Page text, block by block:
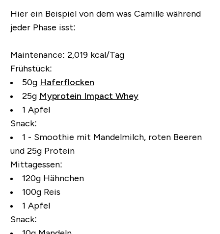
Hier ein Beispiel von dem was Camille während
jeder Phase isst:
Maintenance: 2,019 kcal/Tag
Frühstück:
50g Haferflocken
25g Myprotein Impact Whey
1 Apfel
Snack:
1 - Smoothie mit Mandelmilch, roten Beeren
und 25g Protein
Mittagessen:
120g Hähnchen
100g Reis
1 Apfel
Snack: